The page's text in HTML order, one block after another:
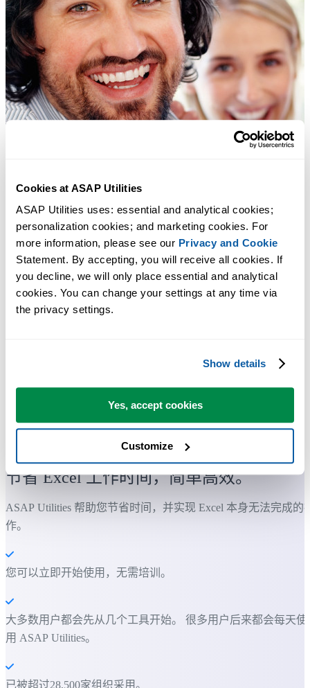
Cookies at ASAP Utilities
ASAP Utilities uses: essential and analytical cookies;
personalization cookies; and marketing cookies. For
more information, please see our Privacy and Cookie
Statement. By accepting, you will receive all cookies. If
you decline, we will only place essential and analytical
cookies. You can change your settings at any time via
the privacy settings.
Show details
Yes, accept cookies
Customize
许多 Excel 用户希望 Excel 内置的实用工具
节省 Excel 工作时间，简单高效。
ASAP Utilities 帮助您节省时间，并实现 Excel 本身无法完成的
作。
您可以立即开始使用，无需培训。
大多数用户都会先从几个工具开始。 很多用户后来都会每天使
用 ASAP Utilities。
已被超过28,500家组织采用。